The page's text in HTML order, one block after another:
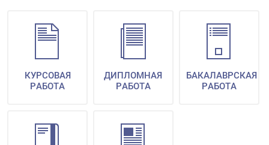
КУРСОВАЯ
РАБОТА
ДИПЛОМНАЯ
РАБОТА
БАКАЛАВРСКАЯ
РАБОТА